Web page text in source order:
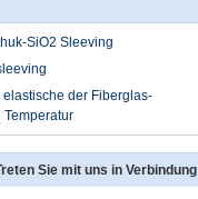
SiO2 Sleeving
der Fiberglas-
Sie mit uns in Verbindung